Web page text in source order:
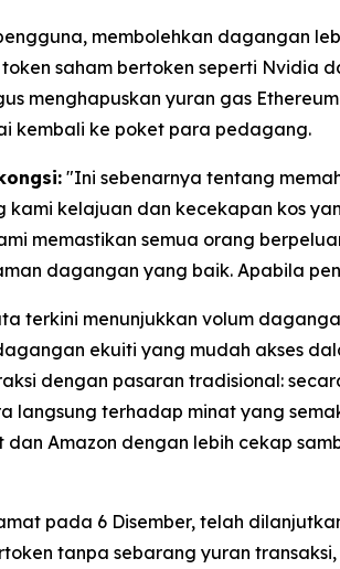
membolehkan dagangan
saham bertoken seperti Nvidia
menghapuskan yuran gas
kembali ke poket para pedagang.
"Ini sebenarnya tentang
kelajuan dan kecekapan kos
memastikan semua orang
dagangan yang baik. Apabila
terkini menunjukkan volum
ekuiti yang mudah akses
dengan pasaran tradisional:
langsung terhadap minat yang
Amazon dengan lebih cekap
pada 6 Disember, telah
tanpa sebarang yuran